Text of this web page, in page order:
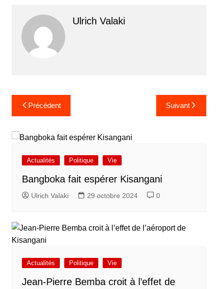
Ulrich Valaki
Navigation
de
l’article
Précédent Suivant
Actualités Politique Vie
Bangboka fait espérer Kisangani
Ulrich Valaki 29 octobre 2024 0
Actualités Politique Vie
Jean-Pierre Bemba croit à l’effet de